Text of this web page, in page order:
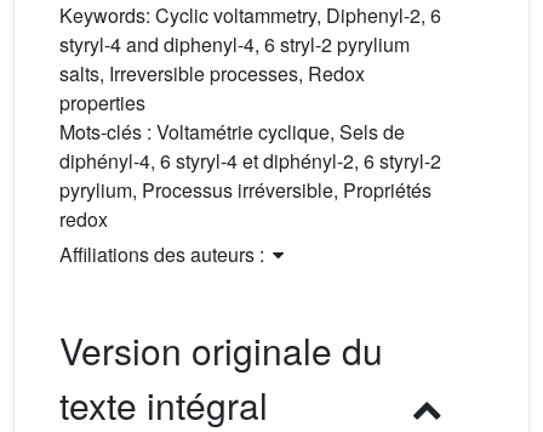
Keywords: Cyclic voltammetry, Diphenyl-2, 6
styryl-4 and diphenyl-4, 6 stryl-2 pyrylium
salts, Irreversible processes, Redox
properties
Mots-clés : Voltamétrie cyclique, Sels de
diphényl-4, 6 styryl-4 et diphényl-2, 6 styryl-2
pyrylium, Processus irréversible, Propriétés
redox
Affiliations des auteurs :
Version originale du
texte intégral